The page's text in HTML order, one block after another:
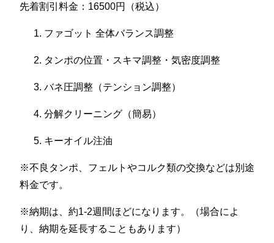
先着割引料金：16500円（税込）
ファゴット 全体バランス調整
タンポの位置・スキマ調整・気密度調整
バネ圧調整（テンション調整）
分解クリーニング（簡易）
キーオイル注油
※不良タンポ、フェルトやコルク類の交換などは別途
料金です。
※納期は、約1-2週間ほどになります。（場合によ
り、納期を延長することもあります）